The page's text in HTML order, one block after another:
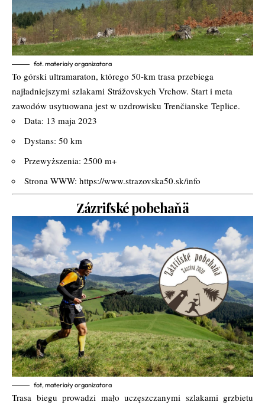
fot. materiały organizatora
To górski ultramaraton, którego 50-km trasa przebiega
najładniejszymi szlakami Strážovskych Vrchow. Start i meta
zawodów usytuowana jest w uzdrowisku Trenčianske Teplice.
Data: 13 maja 2023
Dystans: 50 km
Przewyższenia: 2500 m+
Strona WWW: https://www.strazovska50.sk/info
Zázrifské pobehaňä
fot, materiały organizatora
Trasa biegu prowadzi mało uczęszczanymi szlakami grzbietu